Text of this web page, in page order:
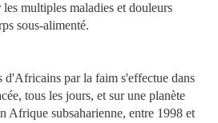
multiples maladies et douleurs
sous-alimenté.
par la faim s'effectue dans
tous les jours, et sur une planète
Afrique subsaharienne, entre 1998 et